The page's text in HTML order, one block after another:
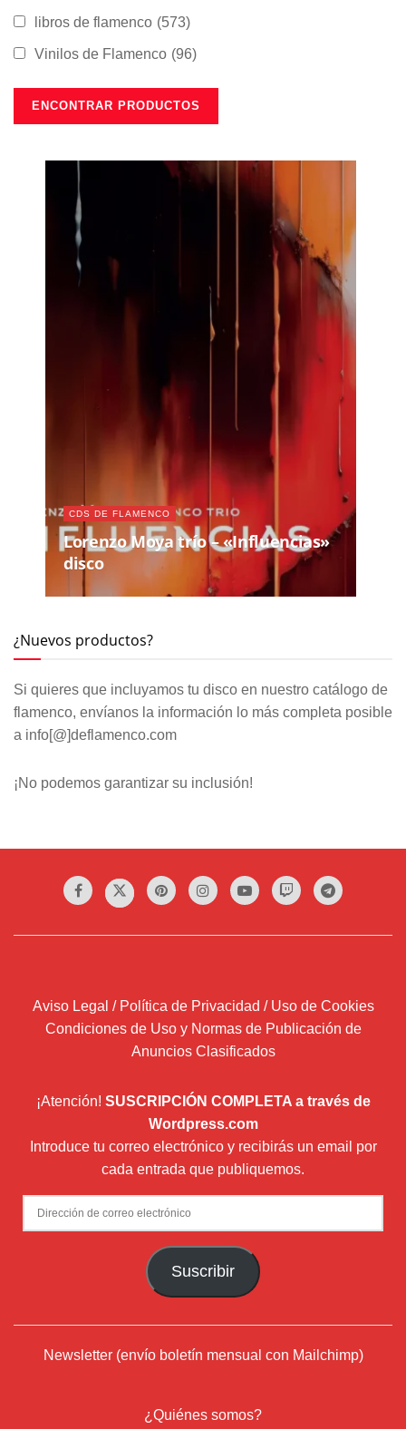
libros de flamenco (573)
Vinilos de Flamenco (96)
CDS DE FLAMENCO
Lorenzo Moya trío – «Influencias»
disco
¿Nuevos productos?
Si quieres que incluyamos tu disco en nuestro catálogo de
flamenco, envíanos la información lo más completa posible
a info[@]deflamenco.com
¡No podemos garantizar su inclusión!
Aviso Legal / Política de Privacidad / Uso de Cookies
Condiciones de Uso y Normas de Publicación de
Anuncios Clasificados
¡Atención! SUSCRIPCIÓN COMPLETA a través de
Wordpress.com
Introduce tu correo electrónico y recibirás un email por
cada entrada que publiquemos.
Dirección
de
Suscribir
Newsletter (envío boletín mensual con Mailchimp)
¿Quiénes somos?